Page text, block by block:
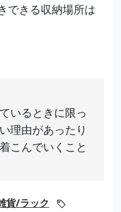
できる収納場所は
いるときに限っ
理由があったり
こんでいくこと
貨/ラック